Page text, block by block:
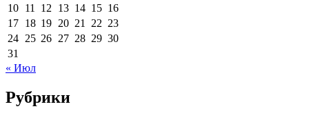
10 11 12 13 14 15 16
17 18 19 20 21 22 23
24 25 26 27 28 29 30
31
« Июл
Рубрики